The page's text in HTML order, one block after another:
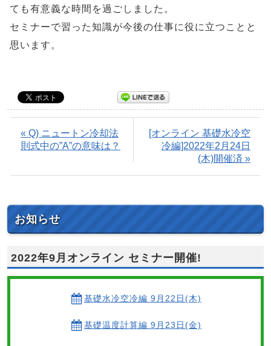
ても有意義な時間を過ごしました。
セミナーで習った知識が今後の仕事に役に立つことと
思います。
« Q) ニュートン冷却法
則式中の”A”の意味は？
[オンライン 基礎水冷空
冷編]2022年2月24日
(木)開催済 »
お知らせ
2022年9月オンライン セミナー開催!
基礎水冷空冷編 9月22日(木)
基礎温度計算編 9月23日(金)